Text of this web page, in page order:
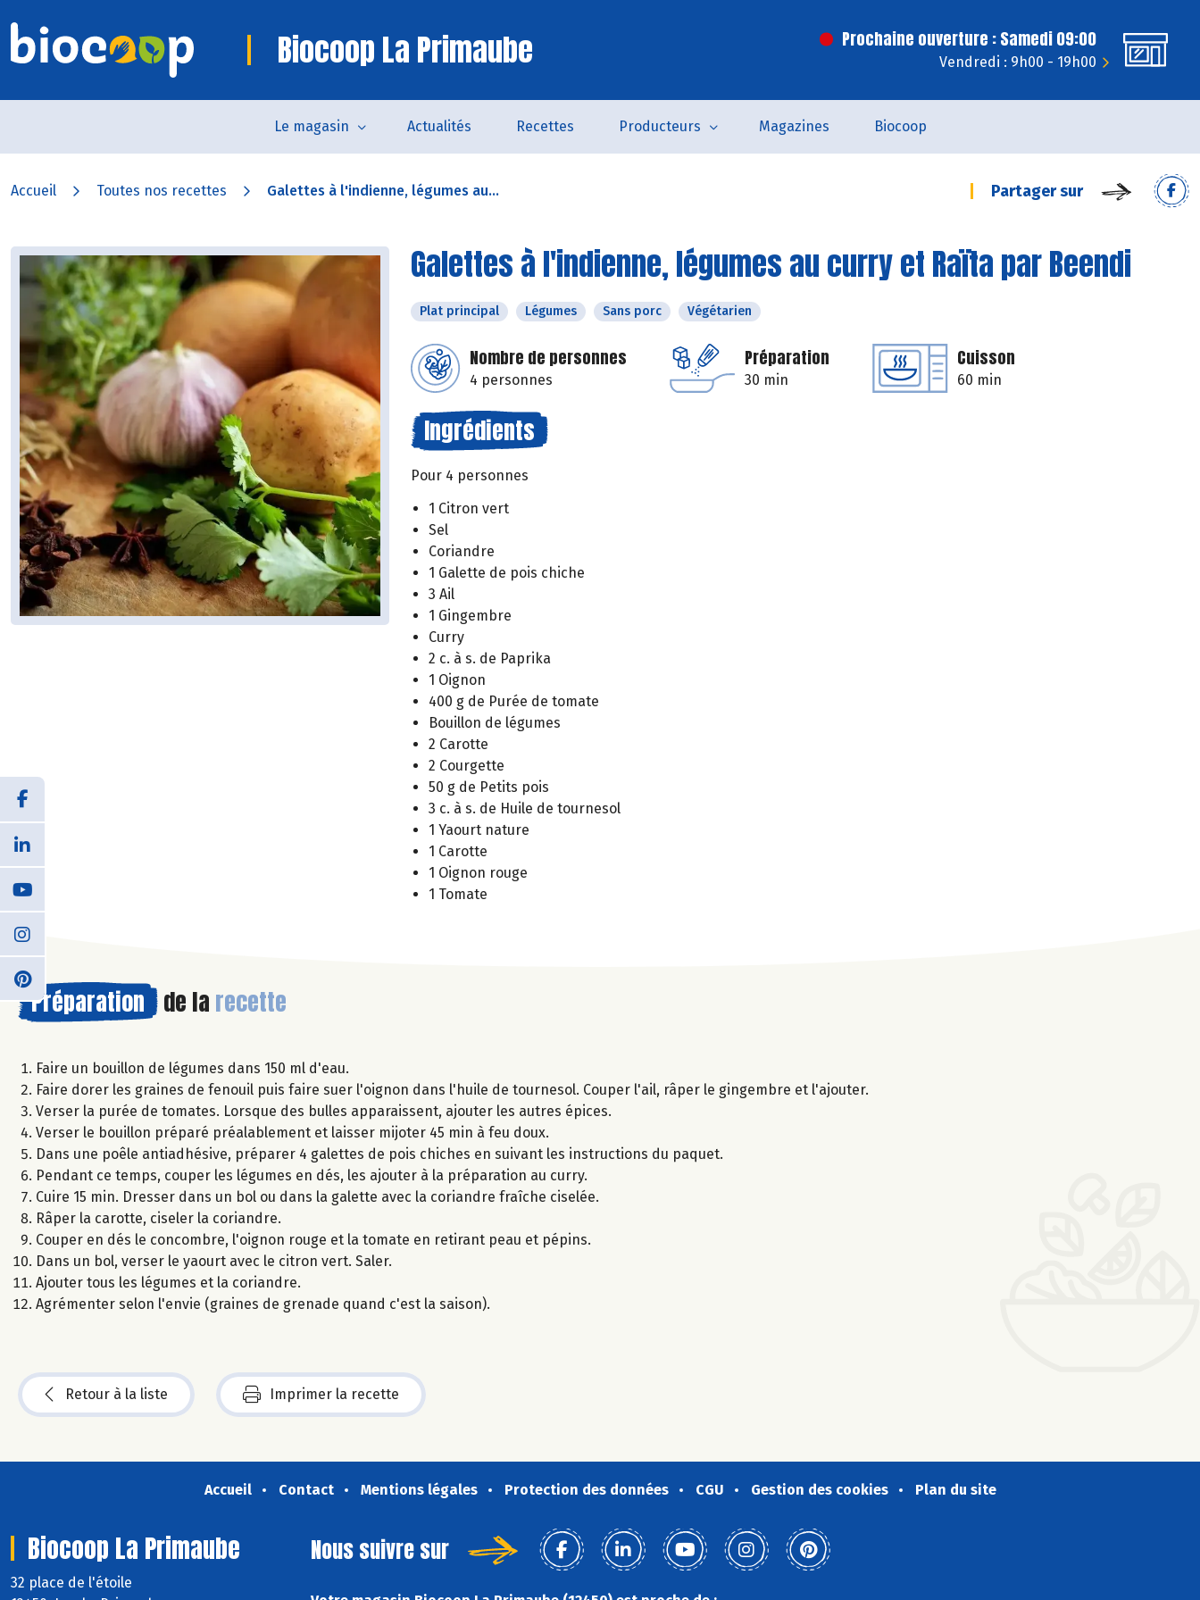
Biocoop La Primaube Prochaine ouverture : Samedi 09:00
Vendredi : 9h00 - 19h00
Le magasin Actualités Recettes Producteurs Magazines Biocoop
Accueil Toutes nos recettes Galettes à l'indienne, légumes au... Partager sur
Galettes à l'indienne, légumes au curry et Raïta par Beendi
Plat principal Légumes Sans porc Végétarien
Nombre de personnes
4 personnes
Préparation
30 min
Cuisson
60 min
Ingrédients
Pour 4 personnes
1 Citron vert
Sel
Coriandre
1 Galette de pois chiche
3 Ail
1 Gingembre
Curry
2 c. à s. de Paprika
1 Oignon
400 g de Purée de tomate
Bouillon de légumes
2 Carotte
2 Courgette
50 g de Petits pois
3 c. à s. de Huile de tournesol
1 Yaourt nature
1 Carotte
1 Oignon rouge
1 Tomate
Préparation de la recette
Faire un bouillon de légumes dans 150 ml d'eau.
Faire dorer les graines de fenouil puis faire suer l'oignon dans l'huile de tournesol. Couper l'ail, râper le gingembre et l'ajouter.
Verser la purée de tomates. Lorsque des bulles apparaissent, ajouter les autres épices.
Verser le bouillon préparé préalablement et laisser mijoter 45 min à feu doux.
Dans une poêle antiadhésive, préparer 4 galettes de pois chiches en suivant les instructions du paquet.
Pendant ce temps, couper les légumes en dés, les ajouter à la préparation au curry.
Cuire 15 min. Dresser dans un bol ou dans la galette avec la coriandre fraîche ciselée.
Râper la carotte, ciseler la coriandre.
Couper en dés le concombre, l'oignon rouge et la tomate en retirant peau et pépins.
Dans un bol, verser le yaourt avec le citron vert. Saler.
Ajouter tous les légumes et la coriandre.
Agrémenter selon l'envie (graines de grenade quand c'est la saison).
Retour à la liste Imprimer la recette
Accueil Contact Mentions légales Protection des données CGU Gestion des cookies Plan du site
Biocoop La Primaube
32 place de l'étoile
Nous suivre sur